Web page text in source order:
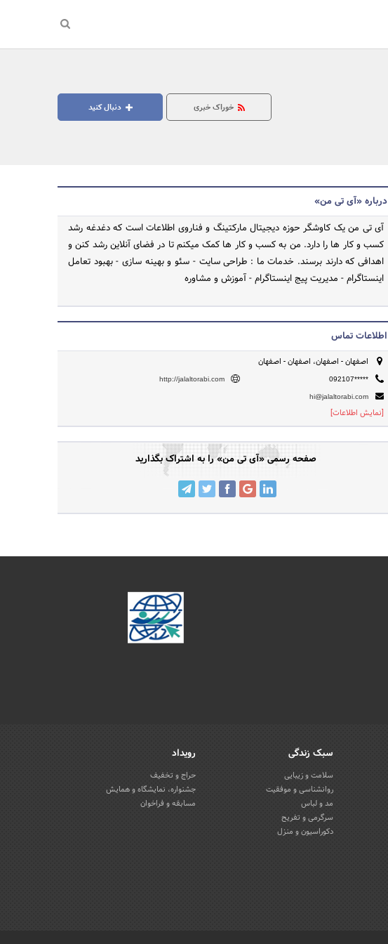
جستجو
دنبال کنید خوراک خبری
درباره «آی تی من»
آی تی من یک کاوشگر حوزه دیجیتال مارکتینگ و فناروی اطلاعات است که دغدغه رشد
کسب و کار ها را دارد. من به کسب و کار ها کمک میکنم تا در فضای آنلاین رشد کنن و
اهدافی که دارند برسند. خدمات ما : طراحی سایت - سئو و بهینه سازی - بهبود تعامل
اینستاگرام - مدیریت پیج اینستاگرام - آموزش و مشاوره
اطلاعات تماس
اصفهان - اصفهان، اصفهان - اصفهان
092107*****
http://jalaltorabi.com
hi@jalaltorabi.com
[نمایش اطلاعات]
صفحه رسمی «آی تی من» را به اشتراک بگذارید
سبک زندگی
سلامت و زیبایی
روانشناسی و موفقیت
مد و لباس
سرگرمی و تفریح
دکوراسیون و منزل
رویداد
حراج و تخفیف
جشنواره، نمایشگاه و همایش
مسابقه و فراخوان